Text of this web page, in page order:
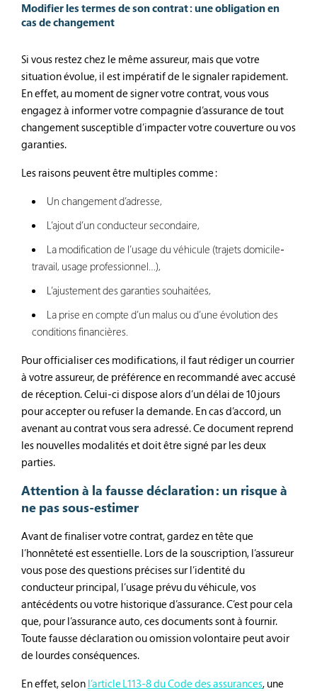
Modifier les termes de son contrat : une obligation en
cas de changement
Si vous restez chez le même assureur, mais que votre
situation évolue, il est impératif de le signaler rapidement.
En effet, au moment de signer votre contrat, vous vous
engagez à informer votre compagnie d’assurance de tout
changement susceptible d’impacter votre couverture ou vos
garanties.
Les raisons peuvent être multiples comme :
Un changement d’adresse,
L’ajout d’un conducteur secondaire,
La modification de l’usage du véhicule (trajets domicile-
travail, usage professionnel…),
L’ajustement des garanties souhaitées,
La prise en compte d’un malus ou d’une évolution des
conditions financières.
Pour officialiser ces modifications, il faut rédiger un courrier
à votre assureur, de préférence en recommandé avec accusé
de réception. Celui-ci dispose alors d’un délai de 10 jours
pour accepter ou refuser la demande. En cas d’accord, un
avenant au contrat vous sera adressé. Ce document reprend
les nouvelles modalités et doit être signé par les deux
parties.
Attention à la fausse déclaration : un risque à
ne pas sous-estimer
Avant de finaliser votre contrat, gardez en tête que
l’honnêteté est essentielle. Lors de la souscription, l’assureur
vous pose des questions précises sur l’identité du
conducteur principal, l’usage prévu du véhicule, vos
antécédents ou votre historique d’assurance. C’est pour cela
que, pour l’assurance auto, ces documents sont à fournir.
Toute fausse déclaration ou omission volontaire peut avoir
de lourdes conséquences.
En effet, selon l’article L113-8 du Code des assurances, une